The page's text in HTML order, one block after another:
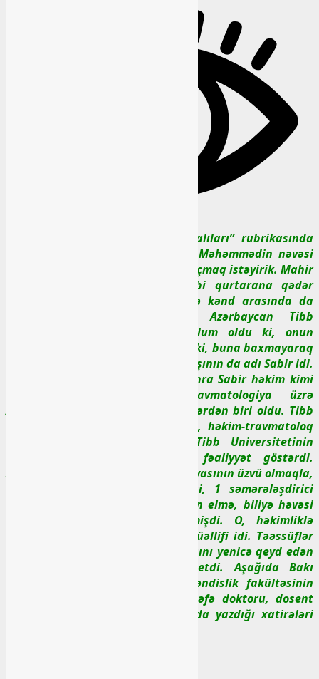
Hörmətli oxucular ! “Başlıbel ziyalıları” rubrikasında
növbəti ziyalı həmyerlimiz, Molla Məhəmmədin nəvəsi
Mahir Mirzəyev haqqında söhbət açmaq istəyirik. Mahir
Mirzəyev Başlıbeldə orta məktəbi qurtarana qədər
məktəbdə də, ailədə və kənd arasında da
Mahir adı ilə tanınsa da, Azərbaycan Tibb
Universitetinə daxil olanda məlum oldu ki, onun
sənədlərində adı Sabir imiş. Halbuki, buna baxmayaraq
Mahirdən iki yaş böyük olan qardaşının da adı Sabir idi.
Tibb Universitetini bitirdikdən sonra Sabir həkim kimi
tanındı və ixtisaslaşdığı travmatologiya üzrə
Azərbaycanda ən tanınmış həkimlərdən biri oldu. Tibb
elmləri namizıdi (fəlsəfə doktoru), həkim-travmatoloq
məşhurlaşdı. Azərbaycan Tibb Universitetinin
Tədris Cərrahiyyə Klinikasında fəaliyyət göstərdi.
Azərbaycan Travmatoloqlar Assosiyasının üzvü olmaqla,
işlədiyi dövrdə 24 elmi məqaləsi, 1 səmərələşdirici
təklifi olmuşdur. Uşaq yaşlarından elmə, biliyə həvəsi
onu savadlı bir həkimə çevirmişdi. O, həkimliklə
bərabər həm də gözəl şeirlərin müəllifi idi. Təəssüflər
olsun ki, ömür vəfa etmədi, 50 yaşını yenicə qeyd edən
Sabir Mirzəyev qəflətən vəfat etdi. Aşağıda Bakı
Mühəndislik Universitetinin Mühəndislik fakültəsinin
dekanı, texnika elmləri üzrə fəlsəfə doktoru, dosent
Hüseyn Mirzəyevin Mahir haqqında yazdığı xatirələri